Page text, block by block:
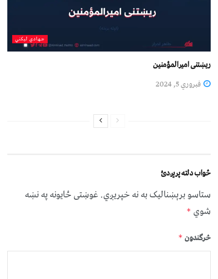
جهادي لیکني
ريښتنی اميرالمؤمنين
فبروري 5, 2024
ځواب دلته پرېږدئ
ستاسو برېښناليک به نه خپريږي.غوښتى ځایونه په نښه
شوي *
څرگندون *